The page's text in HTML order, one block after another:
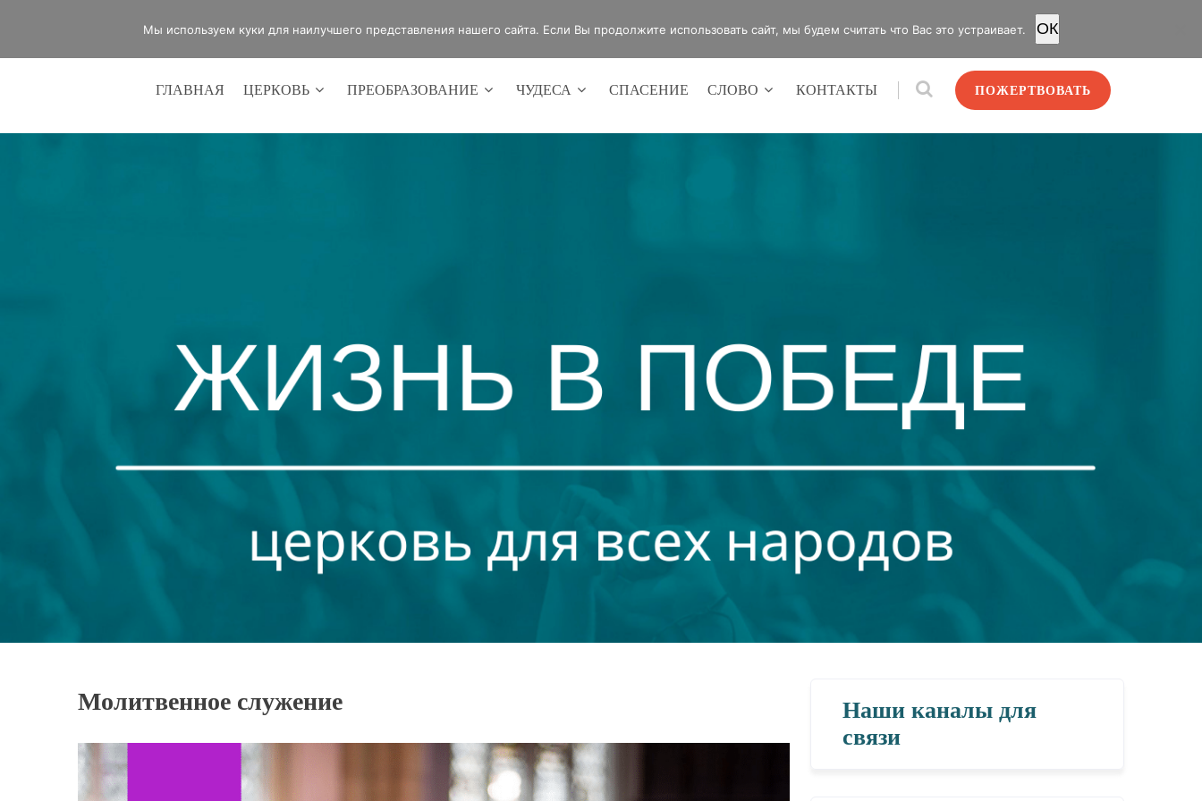
office@lifeinvictory.ru +7 950 189 4420 Россия, г.Оренбург, ул.Мира 32/2
ПОЖЕРТВОВАТЬ
ГЛАВНАЯ ЦЕРКОВЬ ПРЕОБРАЗОВАНИЕ ЧУДЕСА СПАСЕНИЕ СЛОВО КОНТАКТЫ
Молитвенное служение
Наши каналы для
связи
Мы используем куки для наилучшего представления нашего сайта. Если Вы продолжите использовать сайт, мы будем считать что Вас это устраивает. OК